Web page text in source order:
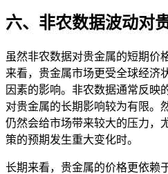
六、非农数据波动对
虽然非农数据对贵金属的短期价
来看，贵金属市场更受全球经济
因素的影响。非农数据通常反映
对贵金属的长期影响较为有限。
仍然会给市场带来较大的压力，
策的预期发生重大变化时。
长期来看，贵金属的价格更依赖